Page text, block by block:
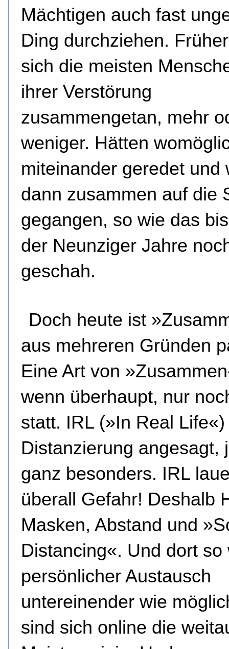
Mächtigen auch fast
Ding durchziehen.
sich die meisten
ihrer Verstörung
zusammengetan, mehr
weniger. Hätten
miteinander geredet und
dann zusammen auf die
gegangen, so wie das
der Neunziger Jahre
geschah.
Doch heute ist
aus mehreren Gründen
Eine Art von
wenn überhaupt, nur
statt. IRL (»In Real
Distanzierung angesagt,
ganz besonders. IRL
überall Gefahr! Deshalb
Masken, Abstand und
Distancing«. Und dort so
persönlicher Austausch
untereinender wie
sind sich online die